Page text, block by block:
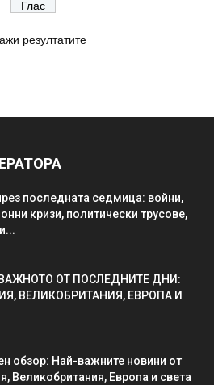
резултатите
последната седмица: войни,
кризи, политически трусове,
ОТ ПОСЛЕДНИТЕ ДНИ:
ВЕЛИКОБРИТАНИЯ, ЕВРОПА И
обзор: Най-важните новини от
Великобритания, Европа и света